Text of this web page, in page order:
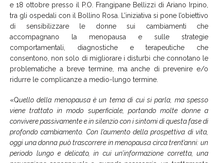
e 18 ottobre presso il P.O. Frangipane Bellizzi di Ariano Irpino,
tra gli ospedali con il Bollino Rosa. L’iniziativa si pone l’obiettivo
di sensibilizzare le donne sui cambiamenti che
accompagnano la menopausa e sulle strategie
comportamentali, diagnostiche e terapeutiche che
consentono, non solo di migliorare i disturbi che connotano le
problematiche a breve termine, ma anche di prevenire e/o
ridurre le complicanze a medio-lungo termine.
«Quello della menopausa è un tema di cui si parla, ma spesso
viene trattato in modo superficiale, portando molte donne a
convivere passivamente e in silenzio con i sintomi di questa fase di
profondo cambiamento. Con l’aumento della prospettiva di vita,
oggi una donna può trascorrere in menopausa circa trent’anni: un
periodo lungo e delicato, in cui un’informazione corretta, una